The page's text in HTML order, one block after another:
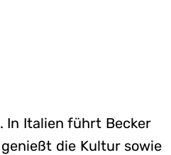
In Italien führt Becker
die Kultur sowie